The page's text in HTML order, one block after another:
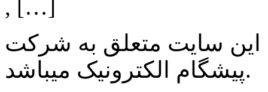
, […]
این سایت متعلق به شرکت
پیشگام الکترونیکمیباشد.